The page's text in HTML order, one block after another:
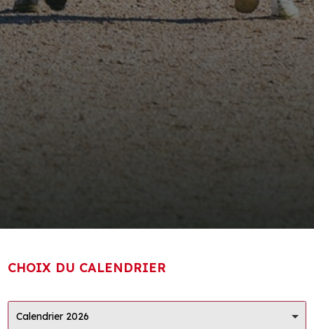
CHOIX DU CALENDRIER
Calendrier 2026